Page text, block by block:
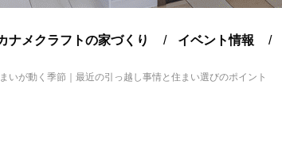
ナメクラフトの家づくり イベント情報
いが動く季節｜最近の引っ越し事情と住まい選びのポイント